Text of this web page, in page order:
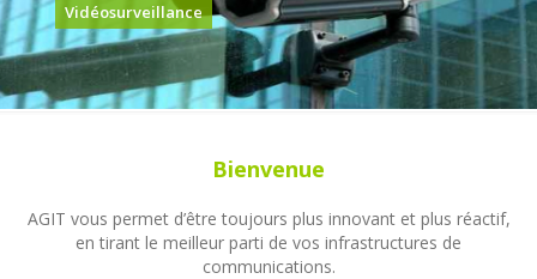
Vidéosurveillance
Bienvenue
AGIT vous permet d’être toujours plus innovant et plus réactif,
en tirant le meilleur parti de vos infrastructures de
communications.